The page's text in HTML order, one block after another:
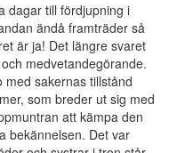
dagar till fördjupning i
ändå framträder så
är ja! Det längre svaret
medvetandegörande.
med sakernas tillstånd
som breder ut sig med
att kämpa den
bekännelsen. Det var